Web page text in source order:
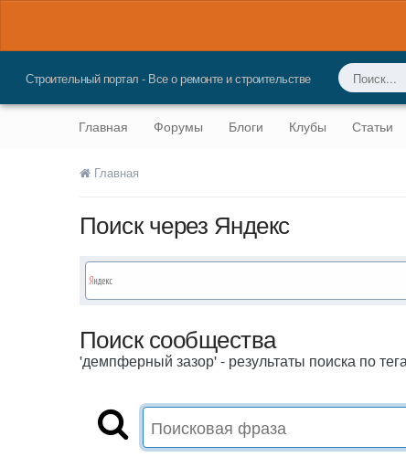
Строительный портал - Все о ремонте и строительстве
Главная Форумы Блоги Клубы Статьи
Главная
Поиск через Яндекс
Поиск сообщества
'демпферный зазор' - результаты поиска по